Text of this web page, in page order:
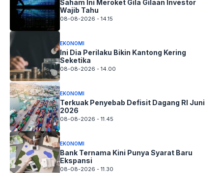
Saham Ini Meroket Gila Gilaan Investor
Wajib Tahu
08-08-2026 - 14.15
EKONOMI
Ini Dia Perilaku Bikin Kantong Kering
Seketika
08-08-2026 - 14.00
EKONOMI
Terkuak Penyebab Defisit Dagang RI Juni
2026
08-08-2026 - 11.45
EKONOMI
Bank Ternama Kini Punya Syarat Baru
Ekspansi
08-08-2026 - 11.30